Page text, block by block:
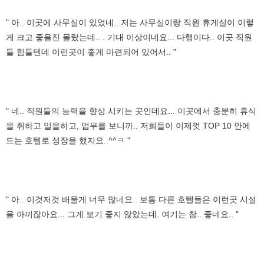
" 아.. 이곳에 사무실이 있었네.. 저는 사무실이랑 직원 휴게실이 이렇
게 크고 좋을진 몰랐는데.. . 기대 이상이네요... 다행이다.. 이곳 직원
들 힘들텐데 이런곳이 좋게 마련되어 있어서.. "
" 네.. 직원들의 능력을 향상 시키는 곳인데요... 이곳에서 충분히 휴식
을 취하고 일을하고, 업무를 보니까.. 저희들이 이제껏 TOP 10 안에
드는 호텔로 성장을 했지요..^^ㅋ "
" 아.. 이것저것 배울게 너무 많네요.. 보통 다른 호텔들은 이런곳 시설
을 아끼잖아요... 그게 보기 좋지 않았는데. 여기는 참.. 좋네요.. "